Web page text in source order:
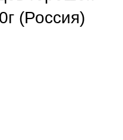
(Россия)